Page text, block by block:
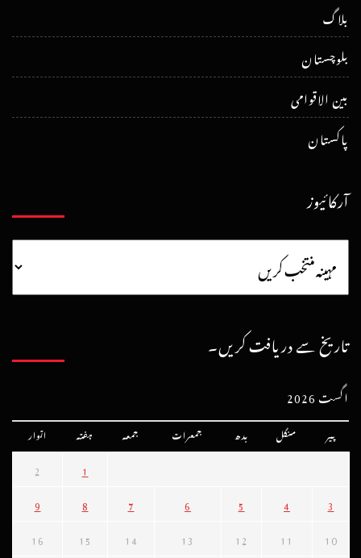
بلاگ
بلوچستان
بین الاقوامی
پاکستان
آرکائیوز
تاریخ سے دریافت کریں۔
اگست 2026
پیر منگل بدھ جمعرات جمعہ ہفتہ اتوار
1
2
3
4
5
6
7
8
9
10
11
12
13
14
15
16